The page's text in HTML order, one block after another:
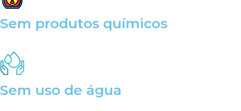
Sem produtos químicos
Sem uso de água